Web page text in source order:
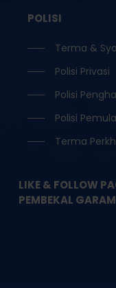
POLISI
Terma &
Polisi Privasi
Polisi
Polisi
Terma
LIKE & FOLLOW
PEMBEKAL